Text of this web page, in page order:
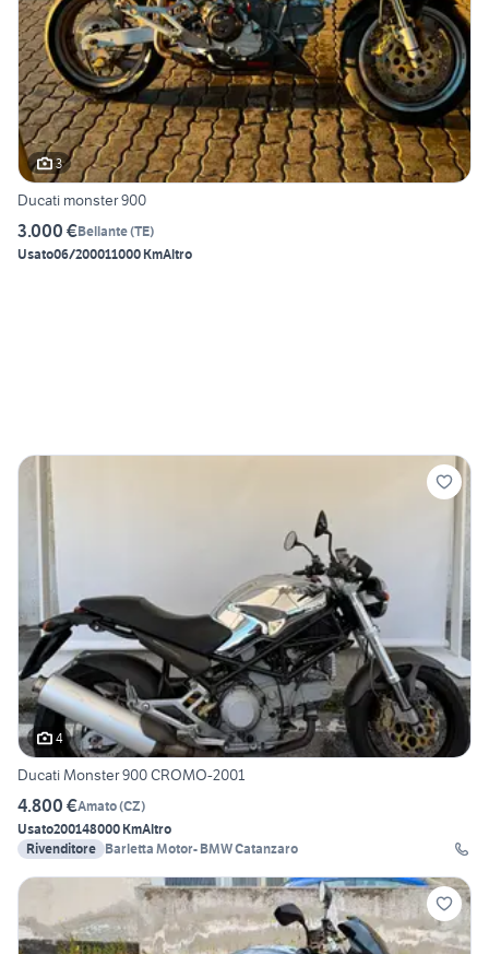
3
Ducati monster 900
3.000 €Bellante(TE)
Usato06/200011000 KmAltro
4
Ducati Monster 900 CROMO-2001
4.800 €Amato(CZ)
Usato200148000 KmAltro
Rivenditore
Barletta Motor- BMW Catanzaro